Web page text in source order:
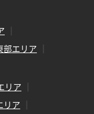
部エリア
リア
リア